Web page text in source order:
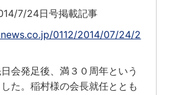
7/24日号掲載記事
0112/2014/07/24/2
会発足後、満３０周年という
た。稲村様の会長就任ととも